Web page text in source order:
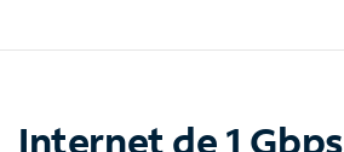
Internet de 1 Gbps